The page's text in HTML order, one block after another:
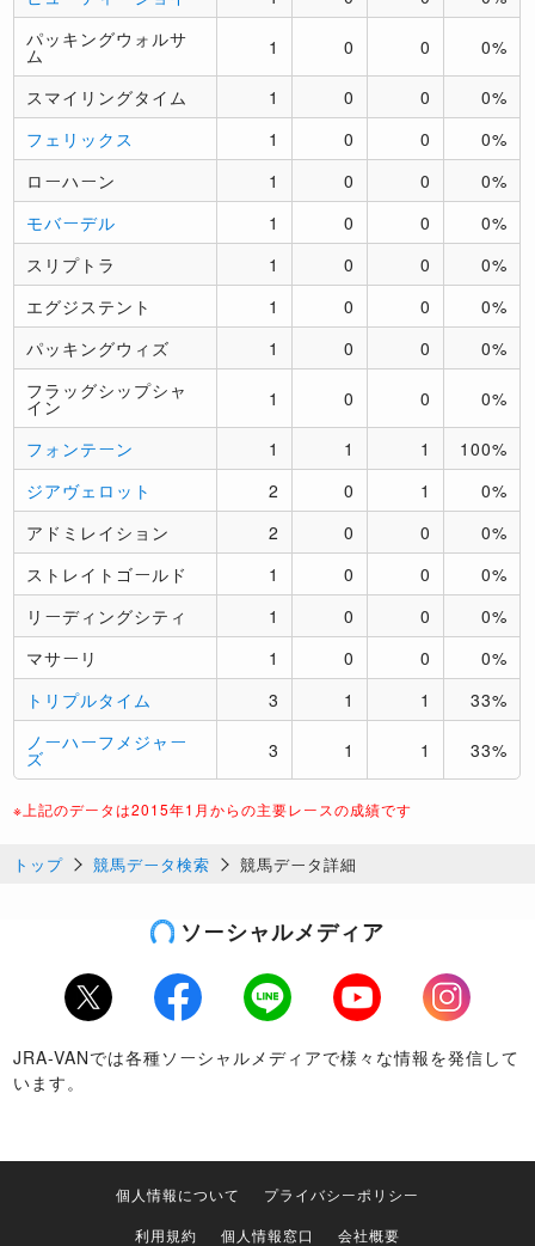
パッキングウォルサ
ム 1 0 0 0%
スマイリングタイム 1 0 0
0%
フェリックス
1 0 0
0%
ローハーン
1 0 0
0%
モバーデル
1 0 0
0%
スリプトラ
1 0 0
0%
エグジステント
1 0 0
0%
パッキングウィズ
1 0 0
0%
フラッグシップシャ
イン 1 0 0 0%
フォンテーン 1 1 1
100%
ジアヴェロット
2 0 1
0%
アドミレイション
2 0 0
0%
ストレイトゴールド
1 0 0
0%
リーディングシティ
1 0 0
0%
マサーリ
1 0 0
0%
トリプルタイム
3 1 1
33%
ノーハーフメジャー
ズ 3 1 1 33%
※上記のデータは2015年1月からの主要レースの成績です
トップ 競馬データ検索 競馬データ詳細
ソーシャルメディア
Twitter Facebook LINE Youtube
Instagram
JRA-VANでは各種ソーシャルメディアで様々な情報を発信して
います。
個人情報について
プライバシーポリシー
利用規約
個人情報窓口 会社概要